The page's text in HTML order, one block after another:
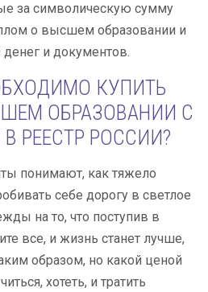
за символическую сумму
о высшем образовании и
денег и документов.
КУПИТЬ
ОБРАЗОВАНИИ С
РЕЕСТР РОССИИ?
понимают, как тяжело
себе дорогу в светлое
на то, что поступив в
все, и жизнь станет лучше,
образом, но какой ценой
хотеть, и тратить